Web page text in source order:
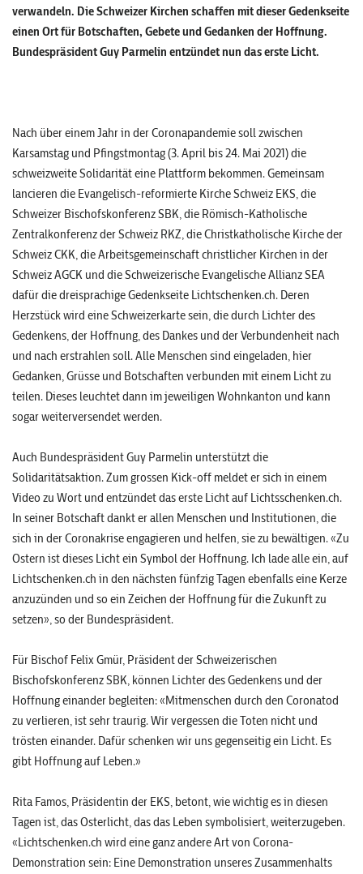
verwandeln. Die Schweizer Kirchen schaffen mit dieser Gedenkseite
einen Ort für Botschaften, Gebete und Gedanken der Hoffnung.
Bundespräsident Guy Parmelin entzündet nun das erste Licht.
Nach über einem Jahr in der Coronapandemie soll zwischen
Karsamstag und Pfingstmontag (3. April bis 24. Mai 2021) die
schweizweite Solidarität eine Plattform bekommen. Gemeinsam
lancieren die Evangelisch-reformierte Kirche Schweiz EKS, die
Schweizer Bischofskonferenz SBK, die Römisch-Katholische
Zentralkonferenz der Schweiz RKZ, die Christkatholische Kirche der
Schweiz CKK, die Arbeitsgemeinschaft christlicher Kirchen in der
Schweiz AGCK und die Schweizerische Evangelische Allianz SEA
dafür die dreisprachige Gedenkseite Lichtschenken.ch. Deren
Herzstück wird eine Schweizerkarte sein, die durch Lichter des
Gedenkens, der Hoffnung, des Dankes und der Verbundenheit nach
und nach erstrahlen soll. Alle Menschen sind eingeladen, hier
Gedanken, Grüsse und Botschaften verbunden mit einem Licht zu
teilen. Dieses leuchtet dann im jeweiligen Wohnkanton und kann
sogar weiterversendet werden.
Auch Bundespräsident Guy Parmelin unterstützt die
Solidaritätsaktion. Zum grossen Kick-off meldet er sich in einem
Video zu Wort und entzündet das erste Licht auf Lichtsschenken.ch.
In seiner Botschaft dankt er allen Menschen und Institutionen, die
sich in der Coronakrise engagieren und helfen, sie zu bewältigen. «Zu
Ostern ist dieses Licht ein Symbol der Hoffnung. Ich lade alle ein, auf
Lichtschenken.ch in den nächsten fünfzig Tagen ebenfalls eine Kerze
anzuzünden und so ein Zeichen der Hoffnung für die Zukunft zu
setzen», so der Bundespräsident.
Für Bischof Felix Gmür, Präsident der Schweizerischen
Bischofskonferenz SBK, können Lichter des Gedenkens und der
Hoffnung einander begleiten: «Mitmenschen durch den Coronatod
zu verlieren, ist sehr traurig. Wir vergessen die Toten nicht und
trösten einander. Dafür schenken wir uns gegenseitig ein Licht. Es
gibt Hoffnung auf Leben.»
Rita Famos, Präsidentin der EKS, betont, wie wichtig es in diesen
Tagen ist, das Osterlicht, das das Leben symbolisiert, weiterzugeben.
«Lichtschenken.ch wird eine ganz andere Art von Corona-
Demonstration sein: Eine Demonstration unseres Zusammenhalts